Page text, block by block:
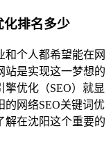
化排名多少
和个人都希望能在网
站是实现这一梦想的
优化（SEO）就显
的网络SEO关键词优
解在沈阳这个重要的